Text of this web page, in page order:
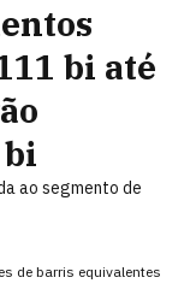
bi até
ao segmento de
de barris equivalentes